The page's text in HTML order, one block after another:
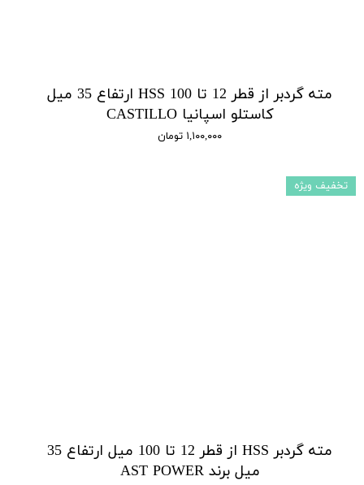
مته گردبر از قطر 12 تا 100 HSS ارتفاع 35 میل
کاستلو اسپانیا CASTILLO
۱,۱۰۰,۰۰۰ تومان
مته گردبر HSS از قطر 12 تا 100 میل ارتفاع 35
میل برند AST POWER
تخفیف ویژه